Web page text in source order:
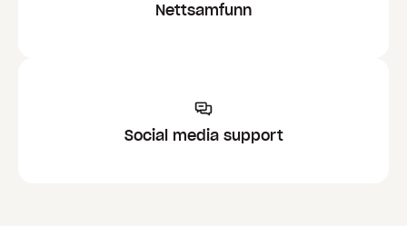
Nettsamfunn
Social media support